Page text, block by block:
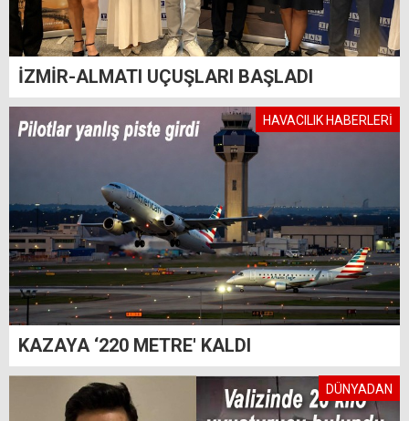
İZMİR-ALMATI UÇUŞLARI BAŞLADI
HAVACILIK HABERLERİ
KAZAYA ‘220 METRE' KALDI
DÜNYADAN